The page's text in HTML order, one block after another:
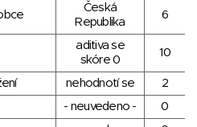
Česká
Republika
6
aditiva se
skóre 0
10
nehodnotí se
2
- neuvedeno -
0